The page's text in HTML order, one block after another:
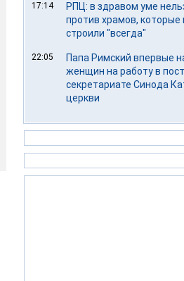
17:14
РПЦ: в здравом уме
против храмов, которые
строили "всегда"
22:05
Папа Римский впервые
женщин на работу в
секретариате Синода
церкви